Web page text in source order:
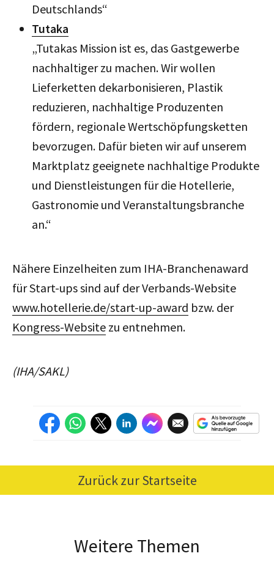
Deutschlands“
Tutaka
„Tutakas Mission ist es, das Gastgewerbe
nachhaltiger zu machen. Wir wollen
Lieferketten dekarbonisieren, Plastik
reduzieren, nachhaltige Produzenten
fördern, regionale Wertschöpfungsketten
bevorzugen. Dafür bieten wir auf unserem
Marktplatz geeignete nachhaltige Produkte
und Dienstleistungen für die Hotellerie,
Gastronomie und Veranstaltungsbranche
an.“
Nähere Einzelheiten zum IHA-Branchenaward
für Start-ups sind auf der Verbands-Website
www.hotellerie.de/start-up-award bzw. der
Kongress-Website zu entnehmen.
(IHA/SAKL)
Zurück zur Startseite
Weitere Themen